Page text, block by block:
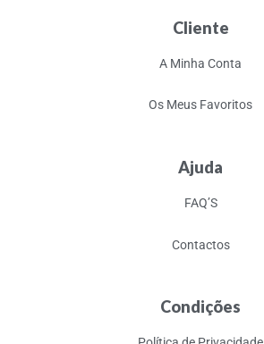
Cliente
A Minha Conta
Os Meus Favoritos
Ajuda
FAQ’S
Contactos
Condições